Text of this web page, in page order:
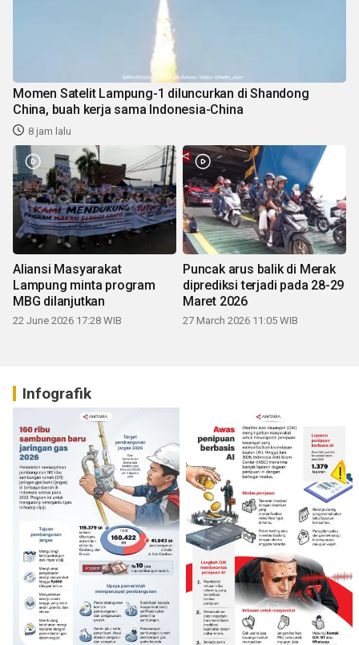
Momen Satelit Lampung-1 diluncurkan di Shandong
China, buah kerja sama Indonesia-China
8 jam lalu
Aliansi Masyarakat
Lampung minta program
MBG dilanjutkan
22 June 2026 17:28 WIB
Puncak arus balik di Merak
diprediksi terjadi pada 28-29
Maret 2026
27 March 2026 11:05 WIB
Infografik